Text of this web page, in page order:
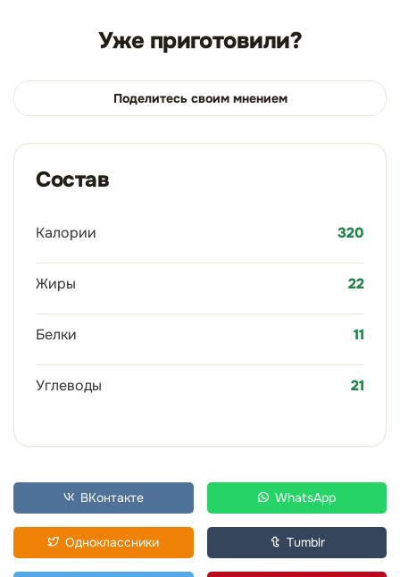
Уже приготовили?
Поделитесь своим мнением
Состав
Калории 320
Жиры 22
Белки 11
Углеводы 21
ВКонтакте WhatsApp
Одноклассники Tumblr